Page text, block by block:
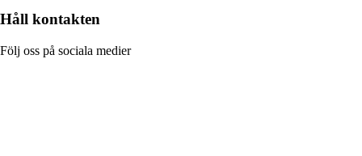
Håll kontakten
Följ oss på sociala medier